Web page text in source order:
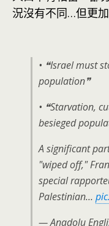
況沒有不同…但更加
• ❝Israel must
population❞
• ❝Starvation,
besieged
A significant
"wiped off,"
special
Palestinian…
— Anadolu